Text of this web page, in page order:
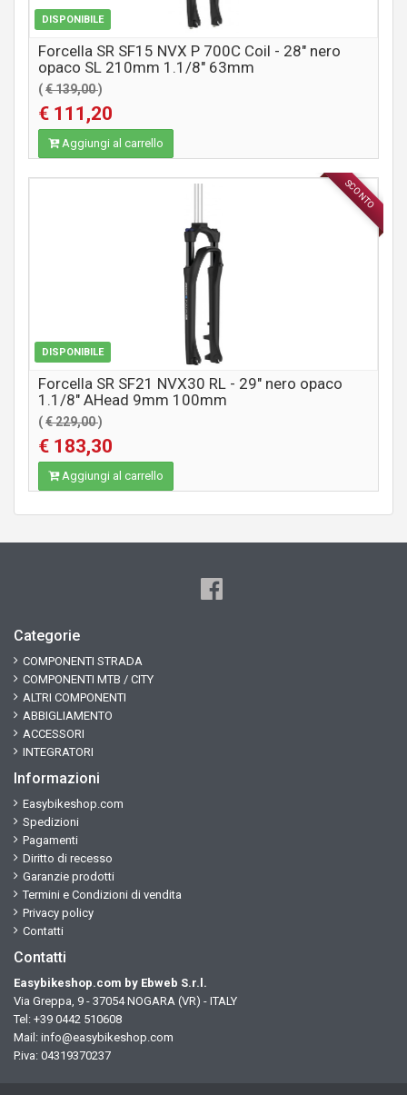
DISPONIBILE
Forcella SR SF15 NVX P 700C Coil - 28" nero
opaco SL 210mm 1.1/8" 63mm
(€ 139,00)
€ 111,20
Aggiungi al carrello
SCONTO
DISPONIBILE
COMPONENTI MTB / CITY
Forcella SR SF21 NVX30 RL - 29" nero opaco
1.1/8" AHead 9mm 100mm
(€ 229,00)
€ 183,30
Aggiungi al carrello
Categorie
COMPONENTI STRADA
COMPONENTI MTB / CITY
ALTRI COMPONENTI
ABBIGLIAMENTO
ACCESSORI
INTEGRATORI
Informazioni
Easybikeshop.com
Spedizioni
Pagamenti
Diritto di recesso
Garanzie prodotti
Termini e Condizioni di vendita
Privacy policy
Contatti
Contatti
Easybikeshop.com by Ebweb S.r.l.
Via Greppa, 9 - 37054 NOGARA (VR) - ITALY
Tel: +39 0442 510608
Mail: info@easybikeshop.com
P.iva: 04319370237